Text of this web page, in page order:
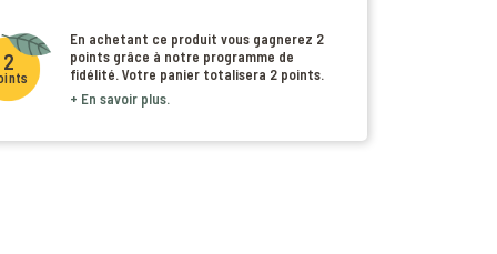
2
En achetant ce produit vous gagnerez 2
points grâce à notre programme de
fidélité. Votre panier totalisera 2 points.
+ En savoir plus.